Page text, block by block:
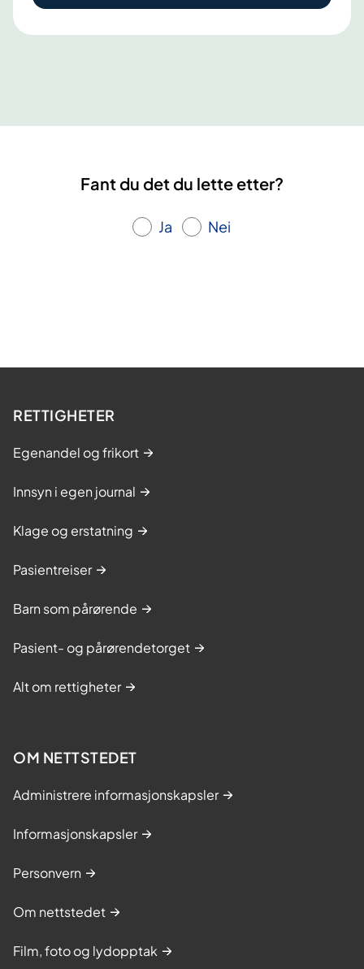
m
e
Fant du det du lette etter?
Ja Nei
RETTIGHETER
Egenandel og frikort
Innsyn i egen journal
Klage og erstatning
Pasientreiser
Barn som pårørende
Pasient- og pårørendetorget
Alt om rettigheter
OM NETTSTEDET
Administrere informasjonskapsler
Informasjonskapsler
Personvern
Om nettstedet
Film, foto og lydopptak